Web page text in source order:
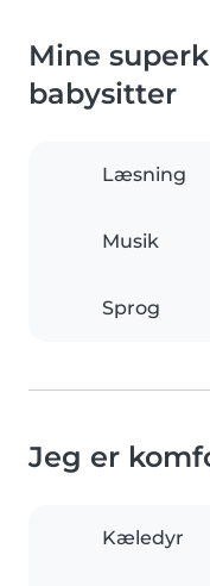
Mine
babysitter
Læsning
Musik
Sprog
Jeg er
Kæledyr